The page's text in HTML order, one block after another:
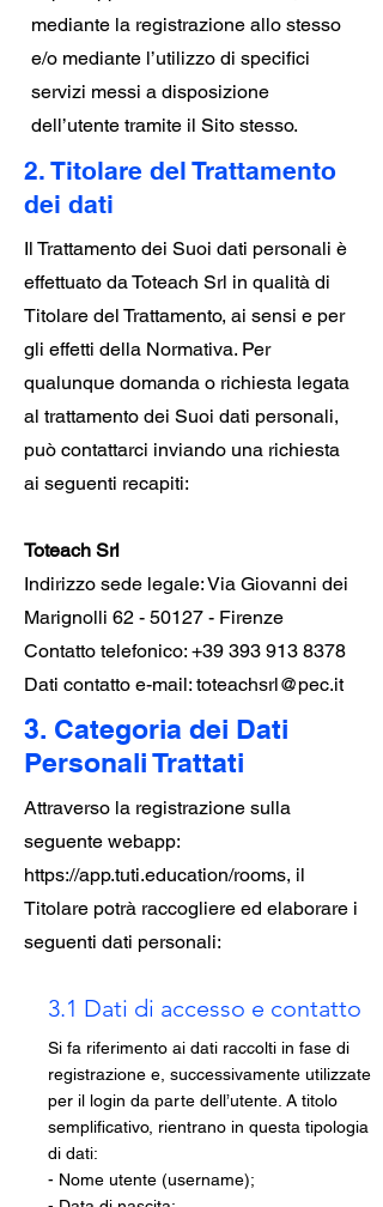
mediante la registrazione allo stesso
e/o mediante l’utilizzo di specifici
servizi messi a disposizione
dell’utente tramite il Sito stesso.
2. Titolare del Trattamento
dei dati
Il Trattamento dei Suoi dati personali è
effettuato da Toteach Srl in qualità di
Titolare del Trattamento, ai sensi e per
gli effetti della Normativa. Per
qualunque domanda o richiesta legata
al trattamento dei Suoi dati personali,
può contattarci inviando una richiesta
ai seguenti recapiti:
Toteach Srl
Indirizzo sede legale: Via Giovanni dei
Marignolli 62 - 50127 - Firenze
Contatto telefonico: +39 393 913 8378
Dati contatto e-mail: toteachsrl@pec.it
3. Categoria dei Dati
Personali Trattati
Attraverso la registrazione sulla
seguente webapp:
https://app.tuti.education/rooms, il
Titolare potrà raccogliere ed elaborare i
seguenti dati personali:
3.1 Dati di accesso e contatto
Si fa riferimento ai dati raccolti in fase di
registrazione e, successivamente utilizzate
per il login da parte dell’utente. A titolo
semplificativo, rientrano in questa tipologia
di dati:
- Nome utente (username);